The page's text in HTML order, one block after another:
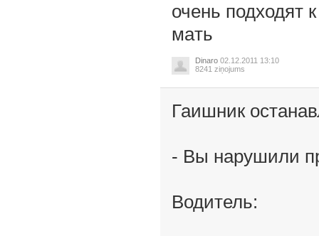
очень подходят
мaть
Dinaro 02.12.2011 13:10
8241 ziņojums
Гаишник
- Вы нарушили
Водитель: